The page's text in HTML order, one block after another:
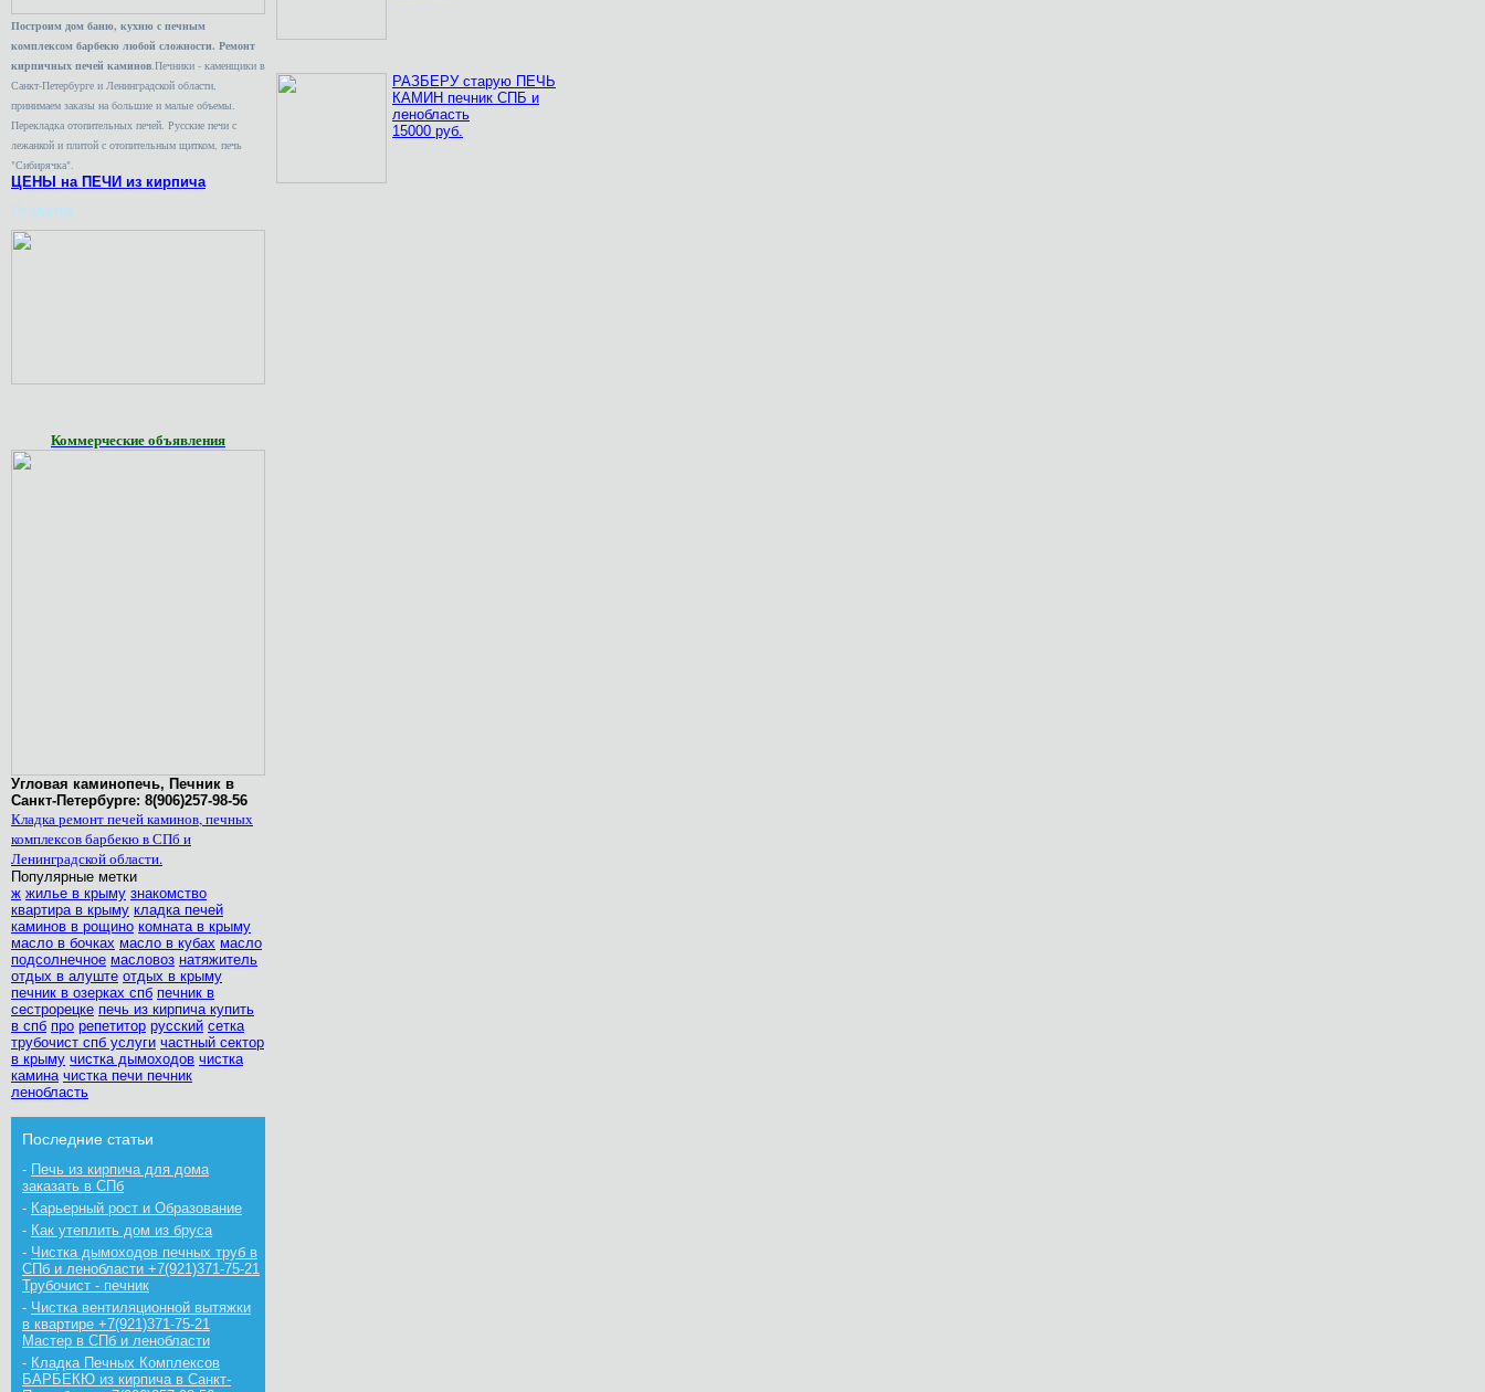
РАЗБЕРУ старую ПЕЧЬ
КАМИН печник СПБ и
ленобласть
15000 руб.
Построим дом баню, кухню с печным
комплексом барбекю любой сложности. Ремонт
кирпичных печей каминов.Печники - каменщики в
Санкт-Петербурге и Ленинградской области,
принимаем заказы на большие и малые объемы.
Перекладка отопительных печей. Русские печи с
лежанкой и плитой с отопительным щитком, печь
"Сибирячка".
ЦЕНЫ на ПЕЧИ из кирпича
Реклама
Коммерческие объявления
Угловая каминопечь, Печник в
Санкт-Петербурге: 8(906)257-98-56
Кладка ремонт печей каминов, печных
комплексов барбекю в СПб и
Ленинградской области.
Популярные метки
ж жилье в крыму знакомство
квартира в крыму кладка печей
каминов в рощино комната в крыму
масло в бочках масло в кубах масло
подсолнечное масловоз натяжитель
отдых в алуште отдых в крыму
печник в озерках спб печник в
сестрорецке печь из кирпича купить
в спб про репетитор русский сетка
трубочист спб услуги частный сектор
в крыму чистка дымоходов чистка
камина чистка печи печник
ленобласть
Последние статьи
- Печь из кирпича для дома
заказать в СПб
- Карьерный рост и Образование
- Как утеплить дом из бруса
- Чистка дымоходов печных труб в
СПб и ленобласти +7(921)371-75-21
Трубочист - печник
- Чистка вентиляционной вытяжки
в квартире +7(921)371-75-21
Мастер в СПб и ленобласти
- Кладка Печных Комплексов
БАРБЕКЮ из кирпича в Санкт-